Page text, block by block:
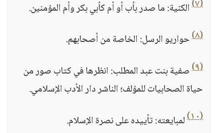
(٧)
الكنية: ما صدر بأب أو أم كأبي بكر وأم المؤمنين.
(٨)
حواريو الرسل: الخاصة من أصحابهم.
(٩)
صفية بنت عبد المطلب: انظرها في كتاب صور من
حياة الصحابيات للمؤلف؛ الناشر دار الأدب الإسلامي.
(١٠)
لمبايعته: تأييده على نصرة الإسلام.